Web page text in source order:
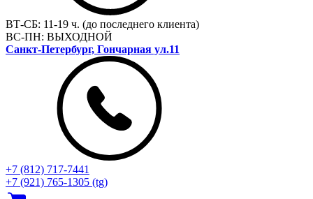
ВТ-СБ: 11-19 ч. (до последнего клиента)
ВС-ПН: ВЫХОДНОЙ
Санкт-Петербург, Гончарная ул.11
+7 (812) 717‑7441
+7 (921) 765-1305 (tg)